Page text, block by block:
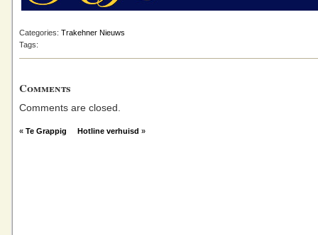
Categories: Trakehner Nieuws
Tags:
Comments
Comments are closed.
« Te Grappig Hotline verhuisd »